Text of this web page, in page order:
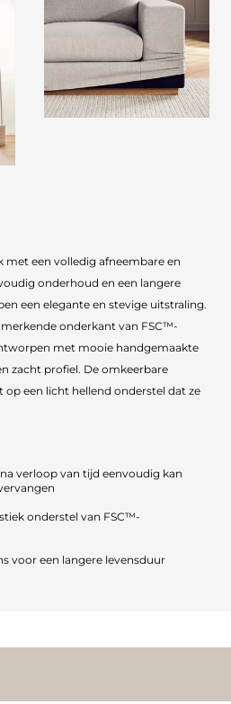
met een volledig afneembare en
onderhoud en een langere
een elegante en stevige uitstraling.
onderkant van FSC™-
met mooie handgemaakte
zacht profiel. De omkeerbare
op een licht hellend onderstel dat ze
verloop van tijd eenvoudig kan
onderstel van FSC™-
voor een langere levensduur